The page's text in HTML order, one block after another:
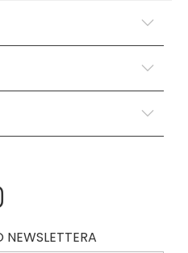
NEWSLETTERA